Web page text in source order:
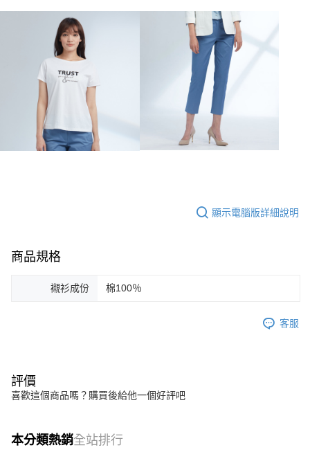
顯示電腦版詳細說明
商品規格
襯衫成份 棉100％
客服
評價
喜歡這個商品嗎？購買後給他一個好評吧
本分類熱銷全站排行